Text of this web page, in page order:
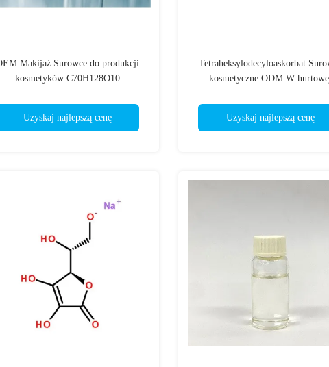
Makijaż Surowce do produkcji
kosmetyków C70H128O10
Uzyskaj najlepszą cenę
Tetraheksylodecyloaskorbat
kosmetyczne ODM W
Uzyskaj najlepszą cenę